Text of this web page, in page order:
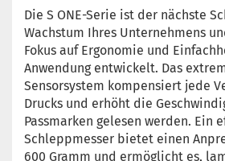
Die S ONE-Serie ist der nächste
Wachstum Ihres Unternehmens
Fokus auf Ergonomie und
Anwendung entwickelt. Das
Sensorsystem kompensiert jede
Drucks und erhöht die
Passmarken gelesen werden. Ein
Schleppmesser bietet einen
600 Gramm und ermöglicht es,